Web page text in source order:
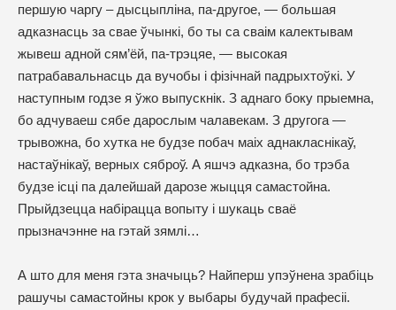
першую чаргу – дысцыпліна, па-другое, — большая
адказнасць за свае ўчынкі, бо ты са сваім калектывам
жывеш адной сям’ёй, па-трэцяе, — высокая
патрабавальнасць да вучобы і фізічнай падрыхтоўкі. У
наступным годзе я ўжо выпускнік. З аднаго боку прыемна,
бо адчуваеш сябе дарослым чалавекам. З другога —
трывожна, бо хутка не будзе побач маіх аднакласнікаў,
настаўнікаў, верных сяброў. А яшчэ адказна, бо трэба
будзе ісці па далейшай дарозе жыцця самастойна.
Прыйдзецца набірацца вопыту і шукаць сваё
прызначэнне на гэтай зямлі…
А што для меня гэта значыць? Найперш упэўнена зрабіць
рашучы самастойны крок у выбары будучай прафесіі.